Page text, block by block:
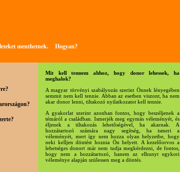
menthetnek. Hogyan?
Mit kell tennem ahhoz, hogy donor lehessek, ha
meghalok?
A magyar törvényi szabályozás szerint Önnek lényegében
semmit nem kell tennie. Abban az esetben viszont, ha nem
akar donor lenni, tiltakozó nyilatkozatot kell tennie.
A gyakorlat szerint azonban fontos, hogy beszéljenek a
témáról a családban. Ismerjék meg egymás véleményét, és
éljenek a tiltakozás lehetőségével, ha akarnak. A
hozzátartozó számára nagy segítség, ha ismeri a
véleményét, mert így nem hozza olyan helyzetbe, hogy
neki kelljen döntést hoznia Ön helyett. A kezelőorvos a
lehetséges donort már nem tudja megkérdezni, de fontos,
hogy nem a hozzátartozó, hanem az elhunyt egykori
véleménye alapján szülessen meg a döntés.